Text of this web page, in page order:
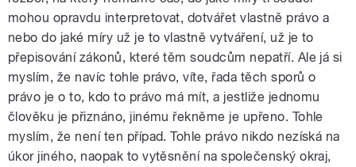
mohou opravdu interpretovat, dotvářet vlastně právo a
nebo do jaké míry už je to vlastně vytváření, už je to
přepisování zákonů, které těm soudcům nepatří. Ale já si
myslím, že navíc tohle právo, víte, řada těch sporů o
právo je o to, kdo to právo má mít, a jestliže jednomu
člověku je přiznáno, jinému řekněme je upřeno. Tohle
myslím, že není ten případ. Tohle právo nikdo nezíská na
úkor jiného, naopak to vytěsnění na společenský okraj,